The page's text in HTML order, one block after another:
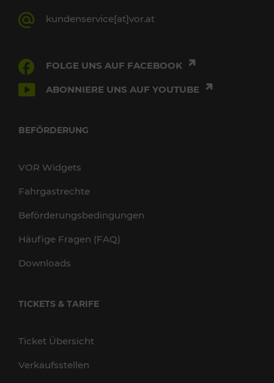
kundenservice[at]vor.at
FOLGE UNS AUF FACEBOOK
ABONNIERE UNS AUF YOUTUBE
BEFÖRDERUNG
VOR Widgets
Fahrgastrechte
Beförderungsbedingungen
Häufige Fragen (FAQ)
Downloads
TICKETS & TARIFE
Ticket Übersicht
Verkaufsstellen